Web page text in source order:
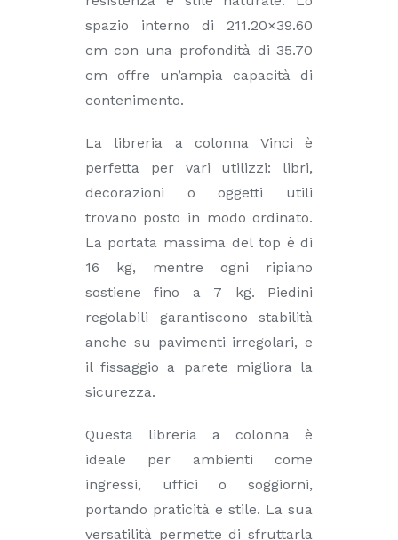
spazio interno di 211.20×39.60
cm con una profondità di 35.70
cm offre un’ampia capacità di
contenimento.
La libreria a colonna Vinci è
perfetta per vari utilizzi: libri,
decorazioni o oggetti utili
trovano posto in modo ordinato.
La portata massima del top è di
16 kg, mentre ogni ripiano
sostiene fino a 7 kg. Piedini
regolabili garantiscono stabilità
anche su pavimenti irregolari, e
il fissaggio a parete migliora la
sicurezza.
Questa libreria a colonna è
ideale per ambienti come
ingressi, uffici o soggiorni,
portando praticità e stile. La sua
versatilità permette di sfruttarla